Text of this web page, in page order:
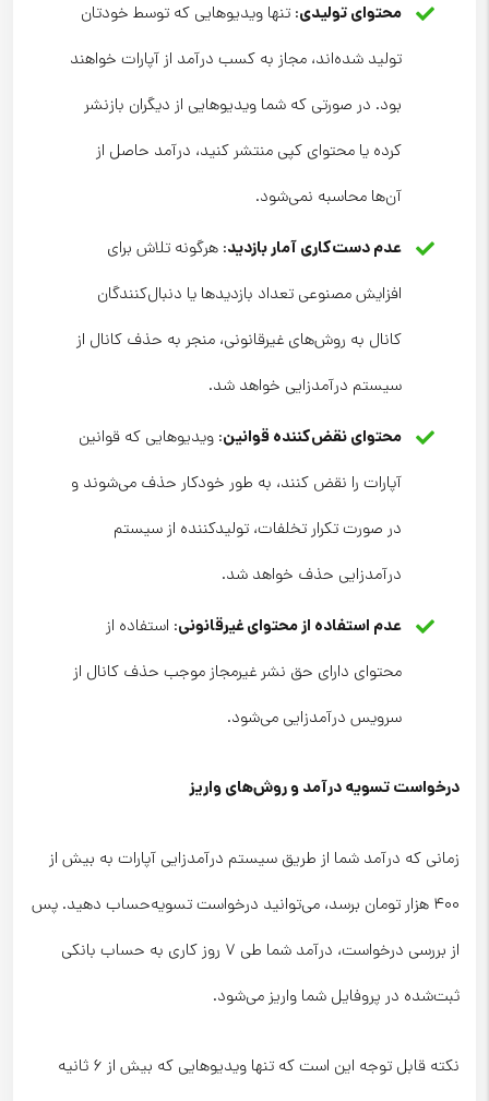
محتوای تولیدی: تنها ویدیوهایی که توسط خودتان
تولید شده‌اند، مجاز به کسب درآمد از آپارات خواهند
بود. در صورتی که شما ویدیوهایی از دیگران بازنشر
کرده یا محتوای کپی منتشر کنید، درآمد حاصل از
آن‌ها محاسبه نمی‌شود.
عدم دست‌کاری آمار بازدید: هرگونه تلاش برای
افزایش مصنوعی تعداد بازدیدها یا دنبال‌کنندگان
کانال به روش‌های غیرقانونی، منجر به حذف کانال از
سیستم درآمدزایی خواهد شد.
محتوای نقض‌کننده قوانین: ویدیوهایی که قوانین
آپارات را نقض کنند، به طور خودکار حذف می‌شوند و
در صورت تکرار تخلفات، تولیدکننده از سیستم
درآمدزایی حذف خواهد شد.
عدم استفاده از محتوای غیرقانونی: استفاده از
محتوای دارای حق نشر غیرمجاز موجب حذف کانال از
سرویس درآمدزایی می‌شود.
درخواست تسویه درآمد و روش‌های واریز
زمانی که درآمد شما از طریق سیستم درآمدزایی آپارات به بیش از
۴۰۰ هزار تومان برسد، می‌توانید درخواست تسویه‌حساب دهید. پس
از بررسی درخواست، درآمد شما طی ۷ روز کاری به حساب بانکی
ثبت‌شده در پروفایل شما واریز می‌شود.
نکته قابل توجه این است که تنها ویدیوهایی که بیش از ۶ ثانیه